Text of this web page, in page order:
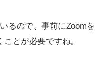
るので、事前にZoomを
とが必要ですね。